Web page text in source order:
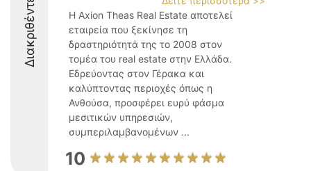
Διακριθέντες
Η Axion Theas Real Estate αποτελεί
εταιρεία που ξεκίνησε τη
δραστηριότητά της το 2008 στον
τομέα του real estate στην Ελλάδα.
Εδρεύοντας στον Γέρακα και
καλύπτοντας περιοχές όπως η
Ανθούσα, προσφέρει ευρύ φάσμα
μεσιτικών υπηρεσιών,
συμπεριλαμβανομένων ...
10